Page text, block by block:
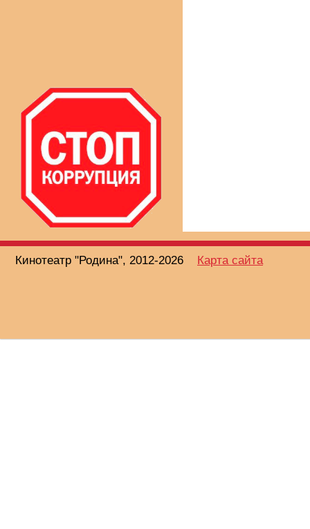
Кинотеатр "Родина", 2012-2026 Карта сайта